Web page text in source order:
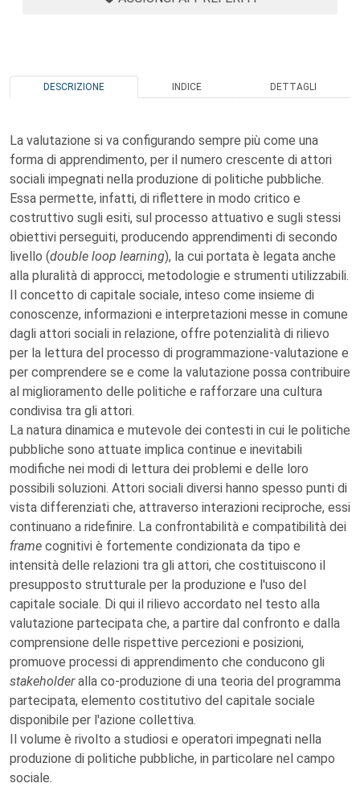
DESCRIZIONE INDICE DETTAGLI
La valutazione si va configurando sempre più come una
forma di apprendimento, per il numero crescente di attori
sociali impegnati nella produzione di politiche pubbliche.
Essa permette, infatti, di riflettere in modo critico e
costruttivo sugli esiti, sul processo attuativo e sugli stessi
obiettivi perseguiti, producendo apprendimenti di secondo
livello (double loop learning), la cui portata è legata anche
alla pluralità di approcci, metodologie e strumenti utilizzabili.
Il concetto di capitale sociale, inteso come insieme di
conoscenze, informazioni e interpretazioni messe in comune
dagli attori sociali in relazione, offre potenzialità di rilievo
per la lettura del processo di programmazione-valutazione e
per comprendere se e come la valutazione possa contribuire
al miglioramento delle politiche e rafforzare una cultura
condivisa tra gli attori.
La natura dinamica e mutevole dei contesti in cui le politiche
pubbliche sono attuate implica continue e inevitabili
modifiche nei modi di lettura dei problemi e delle loro
possibili soluzioni. Attori sociali diversi hanno spesso punti di
vista differenziati che, attraverso interazioni reciproche, essi
continuano a ridefinire. La confrontabilità e compatibilità dei
frame cognitivi è fortemente condizionata da tipo e
intensità delle relazioni tra gli attori, che costituiscono il
presupposto strutturale per la produzione e l'uso del
capitale sociale. Di qui il rilievo accordato nel testo alla
valutazione partecipata che, a partire dal confronto e dalla
comprensione delle rispettive percezioni e posizioni,
promuove processi di apprendimento che conducono gli
stakeholderalla co-produzione di una teoria del programma
partecipata, elemento costitutivo del capitale sociale
disponibile per l'azione collettiva.
Il volume è rivolto a studiosi e operatori impegnati nella
produzione di politiche pubbliche, in particolare nel campo
sociale.